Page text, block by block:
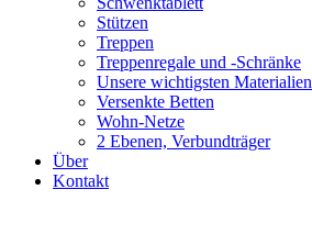
Stützen
Treppen
Treppenregale und -Schränke
Unsere wichtigsten Materialien
Versenkte Betten
Wohn-Netze
2 Ebenen, Verbundträger
Über
Kontakt